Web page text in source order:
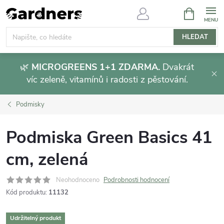
Přejít
na
obsah
HLEDAT
NÁKUPNÍ
KOŠÍK
🌿 MICROGREENS 1+1 ZDARMA. Dvakrát
víc zeleně, vitamínů i radosti z pěstování.
Podmisky
Podmiska Green Basics 41
cm, zelená
Neohodnoceno Podrobnosti hodnocení
Kód produktu: 11132
Udržitelný produkt